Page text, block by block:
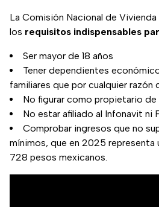
La Comisión Nacional de
los requisitos indispensables
Ser mayor de 18 años
Tener dependientes
familiares que por cualquier razón
No figurar como propietario de
No estar afiliado al Infonavit ni
Comprobar ingresos que no
mínimos, que en 2025 representa
728 pesos mexicanos.